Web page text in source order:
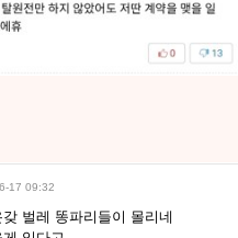
17 09:32
벌레 똥파리들이 몰리네